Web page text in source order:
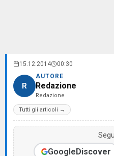
15.12.2014 00:30
R
AUTORE
Redazione
Redazione
Tutti gli articoli →
GoogleDiscover